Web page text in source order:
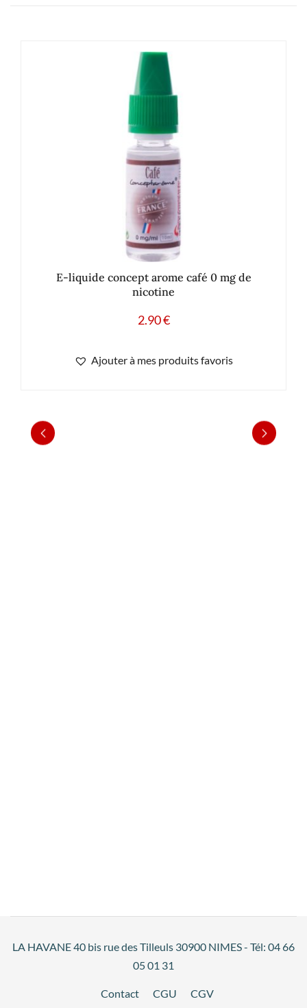
E-liquide concept arome café 0 mg de
nicotine
2.90€
Ajouter à mes produits favoris
LA HAVANE 40 bis rue des Tilleuls 30900 NIMES - Tél: 04 66
05 01 31
Contact CGU CGV